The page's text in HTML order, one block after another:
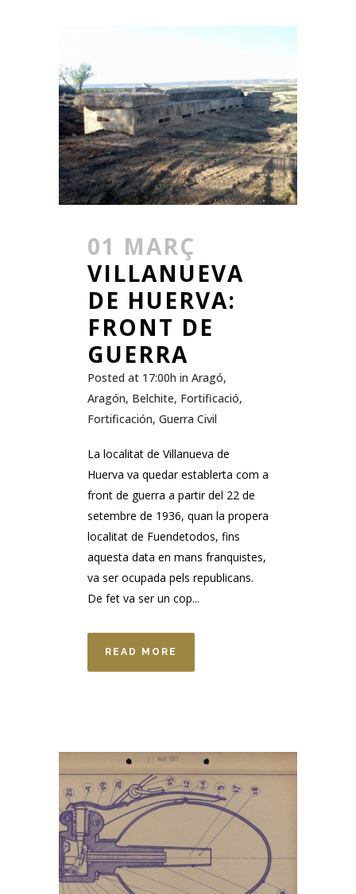
01 MARÇ
VILLANUEVA
DE HUERVA:
FRONT DE
GUERRA
Posted at 17:00h in Aragó,
Aragón, Belchite, Fortificació,
Fortificación, Guerra Civil
La localitat de Villanueva de
Huerva va quedar establerta com a
front de guerra a partir del 22 de
setembre de 1936, quan la propera
localitat de Fuendetodos, fins
aquesta data en mans franquistes,
va ser ocupada pels republicans.
De fet va ser un cop...
READ MORE